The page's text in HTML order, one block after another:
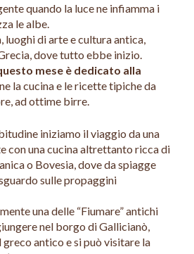
quando la luce ne infiamma i
le albe.
luoghi di arte e cultura antica,
dove tutto ebbe inizio.
mese è dedicato alla
la cucina e le ricette tipiche da
ad ottime birre.
iniziamo il viaggio da una
con una cucina altrettanto ricca di
o Bovesia, dove da spiagge
sulle propaggini
una delle “Fiumare” antichi
nel borgo di Gallicianò,
antico e si può visitare la